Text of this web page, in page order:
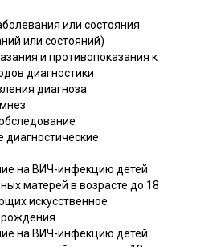
или состояния
или состояний)
и противопоказания к
диагностики
диагноза
на ВИЧ-инфекцию детей
матерей в возрасте до 18
искусственное
рождения
на ВИЧ-инфекцию детей